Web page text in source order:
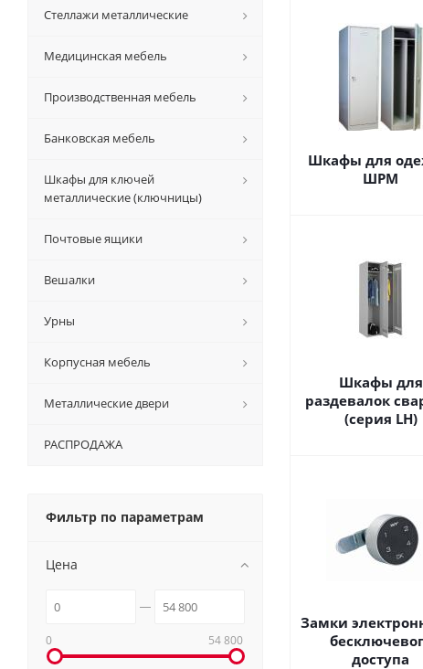
Шкафы для
ШРМ
Шкафы для
раздевалок
(серия LH)
Замки
доступа
Стеллажи металлические
Медицинская мебель
Производственная мебель
Банковская мебель
Шкафы для ключей
металлические (ключницы)
Почтовые ящики
Вешалки
Урны
Корпусная мебель
Металлические двери
РАСПРОДАЖА
Фильтр по параметрам
Цена
0 54 800